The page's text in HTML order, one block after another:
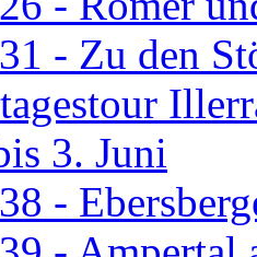
- Zu den
3. Juni
-